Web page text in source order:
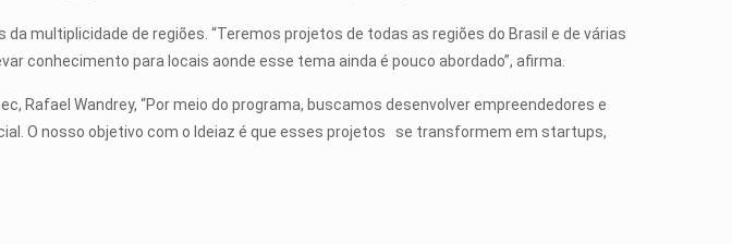
multiplicidade de regiões. “Teremos projetos de todas as regiões do Brasil e de várias
conhecimento para locais aonde esse tema ainda é pouco abordado”, afirma.
Rafael Wandrey, “Por meio do programa, buscamos desenvolver empreendedores e
O nosso objetivo com o Ideiaz é que esses projetos se transformem em startups,